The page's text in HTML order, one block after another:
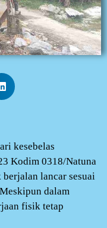
kesebelas
Kodim 0318/Natuna
lancar sesuai
dalam
fisik tetap